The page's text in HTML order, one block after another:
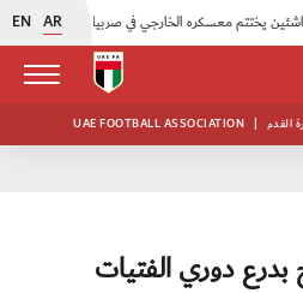
EN AR |
UAE FOOTBALL ASSOCIATION | القدم
دوري الفتيات